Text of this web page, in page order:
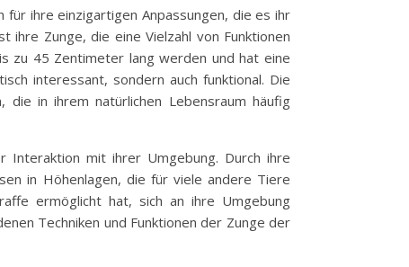
ihre einzigartigen Anpassungen, die es ihr
ihre Zunge, die eine Vielzahl von Funktionen
zu 45 Zentimeter lang werden und hat eine
interessant, sondern auch funktional. Die
die in ihrem natürlichen Lebensraum häufig
Interaktion mit ihrer Umgebung. Durch ihre
in Höhenlagen, die für viele andere Tiere
ermöglicht hat, sich an ihre Umgebung
Techniken und Funktionen der Zunge der